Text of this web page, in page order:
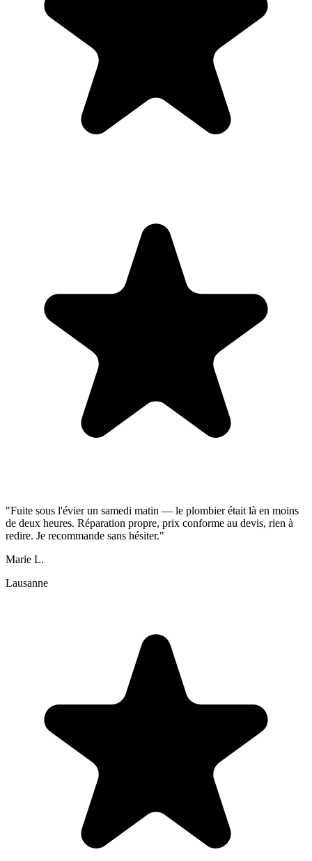
"Fuite sous l'évier un samedi matin — le plombier était là en moins
de deux heures. Réparation propre, prix conforme au devis, rien à
redire. Je recommande sans hésiter."
Marie L.
Lausanne